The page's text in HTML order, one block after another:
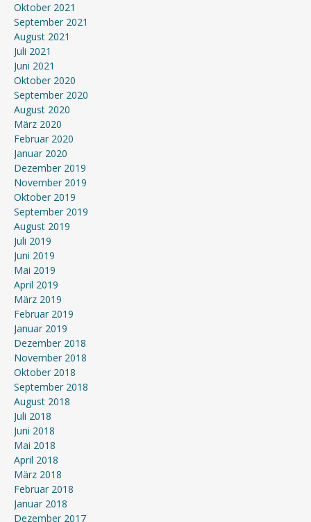
Oktober 2021
September 2021
August 2021
Juli 2021
Juni 2021
Oktober 2020
September 2020
August 2020
März 2020
Februar 2020
Januar 2020
Dezember 2019
November 2019
Oktober 2019
September 2019
August 2019
Juli 2019
Juni 2019
Mai 2019
April 2019
März 2019
Februar 2019
Januar 2019
Dezember 2018
November 2018
Oktober 2018
September 2018
August 2018
Juli 2018
Juni 2018
Mai 2018
April 2018
März 2018
Februar 2018
Januar 2018
Dezember 2017